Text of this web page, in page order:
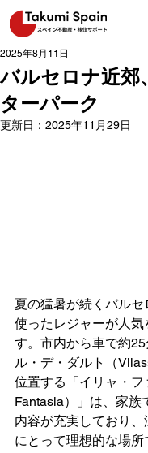
バルセロナ近郊
ターパーク
2025年8月11日
更新日： 2025年11月29日
夏の猛暑が続くバル
使ったレジャーが人気
す。市内から車で約
ル・デ・ダルト（
位置する「イリャ・
Fantasia）」は、家族
内容が充実しており、
にとって理想的な場所